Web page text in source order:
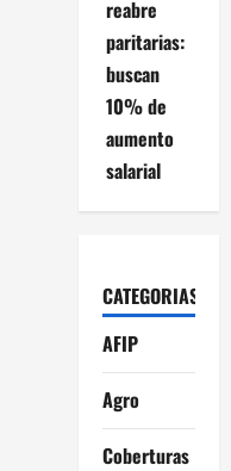
reabre
paritarias:
buscan
10% de
aumento
salarial
CATEGORIAS
AFIP
Agro
Coberturas